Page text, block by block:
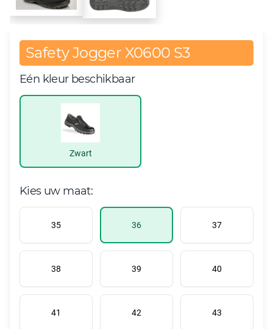
Safety Jogger X0600 S3
Eén kleur beschikbaar
Zwart
Kies uw maat:
35 36 37
38 39 40
41 42 43